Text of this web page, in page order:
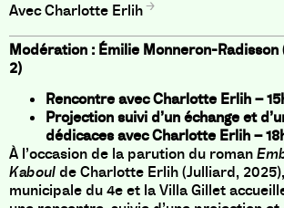
Charlotte Erlih
Modération : Émilie Monneron-
2)
Rencontre avec Charlotte Erlih –
Projection suivi d’un échange et
dédicaces avec Charlotte Erlih –
À l’occasion de la parution du roman
Kaboul deCharlotte Erlih(Julliard,
municipale du 4e et la Villa Gillet